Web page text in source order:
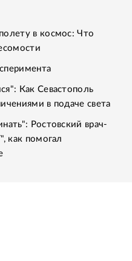
в космос: Что
Как Севастополь
в подаче света
Ростовский врач-
как помогал